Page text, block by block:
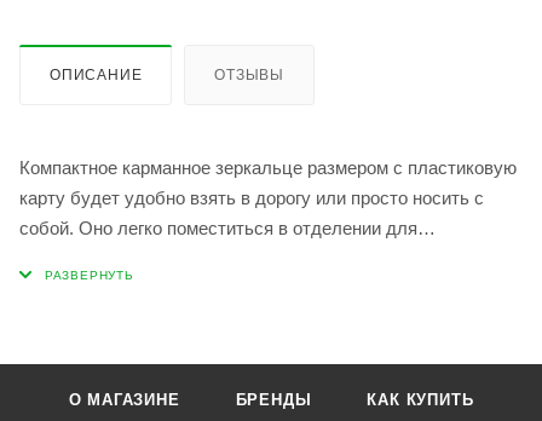
ОПИСАНИЕ ОТЗЫВЫ
Компактное карманное зеркальце размером с пластиковую
карту будет удобно взять в дорогу или просто носить с
собой. Оно легко поместиться в отделении для
увеличивающий эффект. Зеркало упаковано в стильный
О МАГАЗИНЕ БРЕНДЫ КАК КУПИТЬ